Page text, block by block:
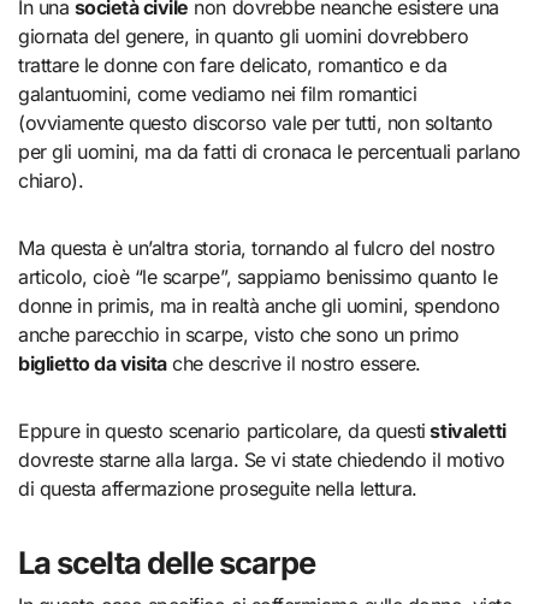
In una società civile non dovrebbe neanche esistere una
giornata del genere, in quanto gli uomini dovrebbero
trattare le donne con fare delicato, romantico e da
galantuomini, come vediamo nei film romantici
(ovviamente questo discorso vale per tutti, non soltanto
per gli uomini, ma da fatti di cronaca le percentuali parlano
chiaro).
Ma questa è un’altra storia, tornando al fulcro del nostro
articolo, cioè “le scarpe”, sappiamo benissimo quanto le
donne in primis, ma in realtà anche gli uomini, spendono
anche parecchio in scarpe, visto che sono un primo
biglietto da visitache descrive il nostro essere.
Eppure in questo scenario particolare, da questi stivaletti
dovreste starne alla larga. Se vi state chiedendo il motivo
di questa affermazione proseguite nella lettura.
La scelta delle scarpe